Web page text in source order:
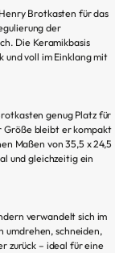
Brotkasten für das
der
Die Keramikbasis
und voll im Einklang mit
genug Platz für
Größe bleibt er kompakt
Maßen von 35,5 x 24,5
und gleichzeitig ein
verwandelt sich im
umdrehen, schneiden,
zurück – ideal für eine